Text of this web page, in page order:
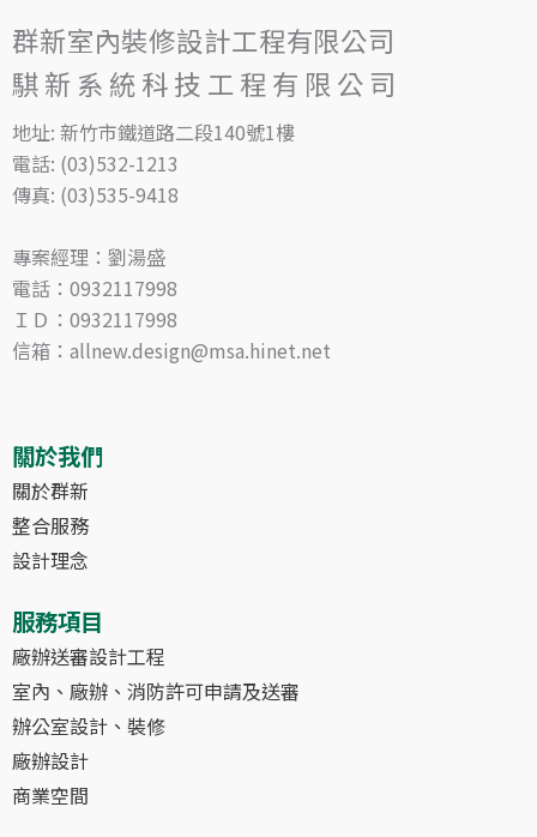
群新室內裝修設計工程有限公司
騏新系統科技工程有限公司
地址: 新竹市鐵道路二段140號1樓
電話: (03)532-1213
傳真: (03)535-9418
專案經理：劉湯盛
電話：0932117998
ＩＤ：0932117998
信箱：allnew.design@msa.hinet.net
關於我們
關於群新
整合服務
設計理念
服務項目
廠辦送審設計工程
室內、廠辦、消防許可申請及送審
辦公室設計、裝修
廠辦設計
商業空間